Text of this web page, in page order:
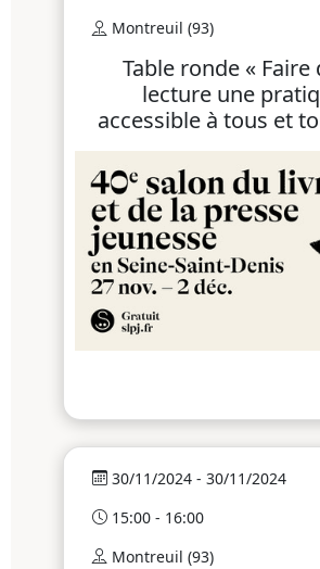
Montreuil (93)
Table ronde « Faire
lecture une
accessible à tous et
30/11/2024 - 30/11/2024
15:00 - 16:00
Montreuil (93)